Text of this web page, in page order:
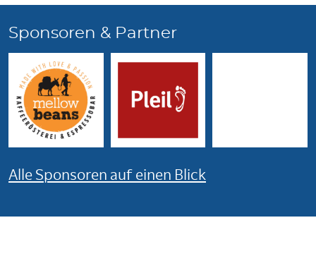
Sponsoren & Partner
Alle Sponsoren auf einen Blick